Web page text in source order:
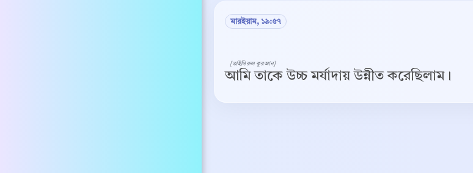
মারইয়াম, ১৯:৫৭
আমি তাকে উচ্চ মর্যাদায় উন্নীত করেছিলাম।
[তাইসিরুল কুরআন]